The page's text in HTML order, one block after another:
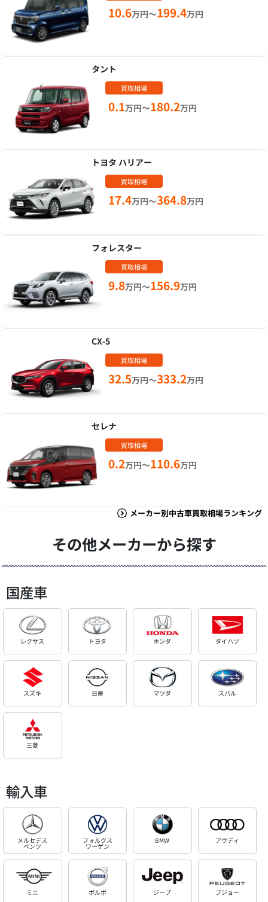
10.6万円～199.4万円
タント
買取相場
0.1万円～180.2万円
トヨタ ハリアー
買取相場
17.4万円～364.8万円
フォレスター
買取相場
9.8万円～156.9万円
CX-5
買取相場
32.5万円～333.2万円
セレナ
買取相場
0.2万円～110.6万円
メーカー別中古車買取相場ランキング
その他メーカーから探す
国産車
レクサス トヨタ ホンダ ダイハツ
スズキ 日産 マツダ スバル
三菱
輸入車
メルセデス
ベンツ
フォルクス
ワーゲン
BMW アウディ
ミニ ボルボ ジープ プジョー